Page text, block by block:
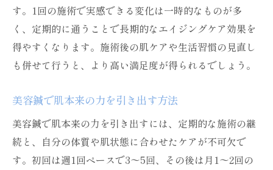
す。1回の施術で実感できる変化は一時的なものが多
く、定期的に通うことで長期的なエイジングケア効果を
得やすくなります。施術後の肌ケアや生活習慣の見直し
も併せて行うと、より高い満足度が得られるでしょう。
美容鍼で肌本来の力を引き出す方法
美容鍼で肌本来の力を引き出すには、定期的な施術の継
続と、自分の体質や肌状態に合わせたケアが不可欠で
す。初回は週1回ペースで3〜5回、その後は月1〜2回の